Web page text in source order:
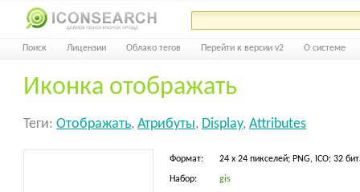
Поиск Лицензии Облако тегов Перейти к версии v2 О системе
Иконка отображать
Теги: Отображать, Атрибуты, Display, Attributes
Формат: 24 x 24 пикселей; PNG, ICO; 32
Набор: gis